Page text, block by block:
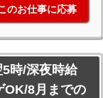
のお仕事に応募
5時/深夜時給
OK/8月までの